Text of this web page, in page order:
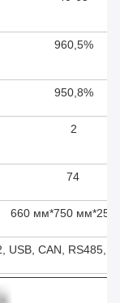
960,5%
950,8%
2
74
660 мм*750
USB, CAN, RS485,